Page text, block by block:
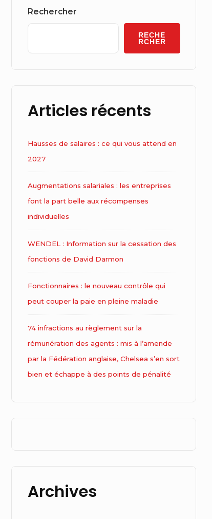
Widget
Rechercher
RECHE
RCHER
Articles récents
Hausses de salaires : ce qui vous attend en
2027
Augmentations salariales : les entreprises
font la part belle aux récompenses
individuelles
WENDEL : Information sur la cessation des
fonctions de David Darmon
Fonctionnaires : le nouveau contrôle qui
peut couper la paie en pleine maladie
74 infractions au règlement sur la
rémunération des agents : mis à l’amende
par la Fédération anglaise, Chelsea s’en sort
bien et échappe à des points de pénalité
Archives